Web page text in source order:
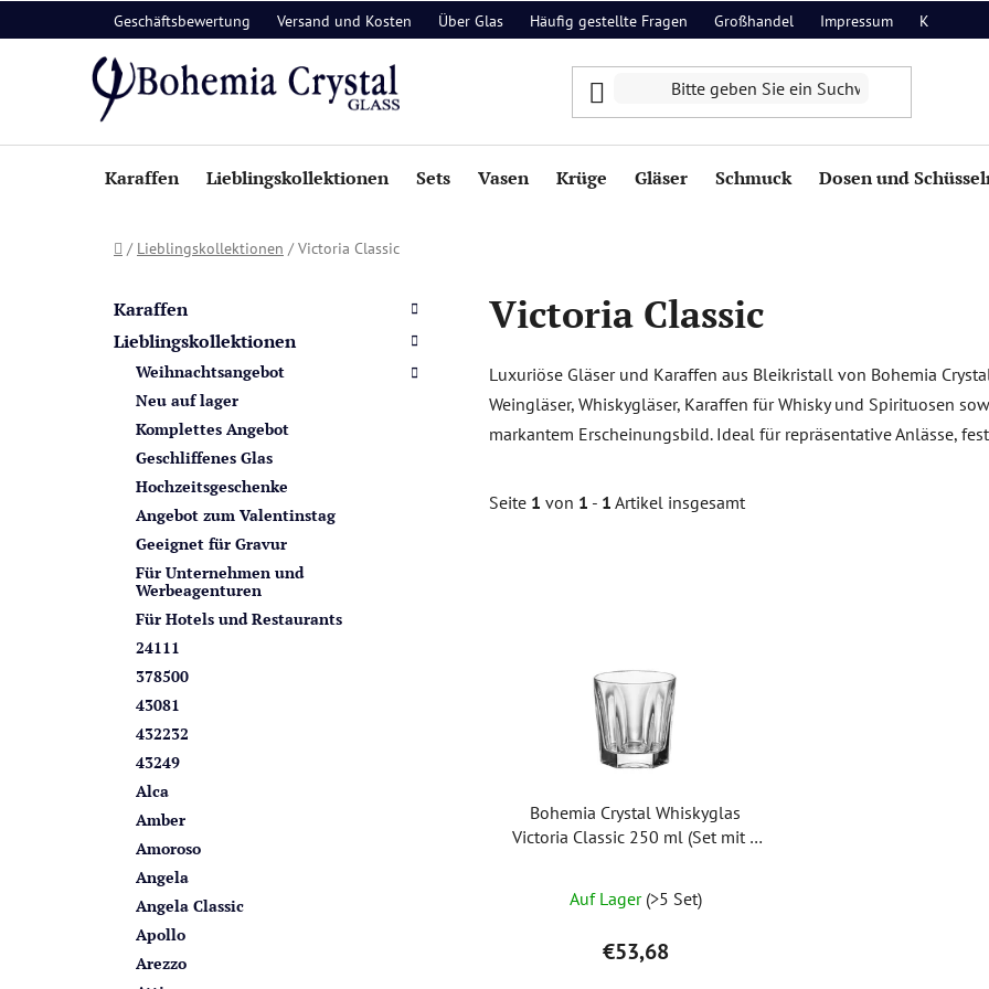
Inhalt
Geschäftsbewertung Versand und Kosten Über Glas Häufig gestellte Fragen Großhandel Impressum Kontakt
Karaffen Lieblingskollektionen Sets Vasen Krüge Gläser Schmuck Dosen und
Startseite
/ Lieblingskollektionen / Victoria Classic
überspringen
Karaffen
Lieblingskollektionen
Weihnachtsangebot
Neu auf lager
Komplettes Angebot
Geschliffenes Glas
Hochzeitsgeschenke
Angebot zum Valentinstag
Geeignet für Gravur
Für Unternehmen und
Werbeagenturen
Für Hotels und Restaurants
24111
378500
43081
432232
43249
Alca
Amber
Amoroso
Angela
Angela Classic
Apollo
Arezzo
Victoria Classic
Luxuriöse Gläser und Karaffen aus Bleikristall von Bohemia
Weingläser, Whiskygläser, Karaffen für Whisky und Spirituosen
markantem Erscheinungsbild. Ideal für repräsentative Anlässe,
Seite 1 von 1 - 1 Artikel insgesamt
Bohemia Crystal Whiskyglas
Victoria Classic 250 ml (Set mit 6
durchschnittliche
Produktbewertung
ist
Auf Lager (>5 Set)
€53,68